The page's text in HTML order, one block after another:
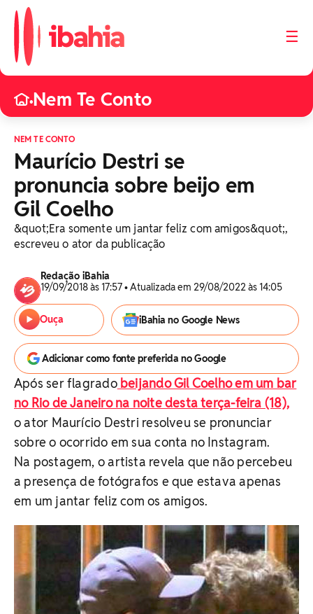
☰
•Nem Te Conto
NEM TE CONTO
Maurício Destri se
pronuncia sobre beijo em
Gil Coelho
&quot;Era somente um jantar feliz com amigos&quot;,
escreveu o ator da publicação
Redação iBahia
19/09/2018 às 17:57 • Atualizada em 29/08/2022 às 14:05
Ouça iBahia no Google News
Adicionar como fonte preferida no Google
Após ser flagradobeijando Gil Coelho em um bar
no Rio de Janeiro na noite desta terça-feira (18),
o ator Maurício Destri resolveu se pronunciar
sobre o ocorrido em sua conta no Instagram.
Na postagem, o artista revela que não percebeu
a presença de fotógrafos e que estava apenas
em um jantar feliz com os amigos.